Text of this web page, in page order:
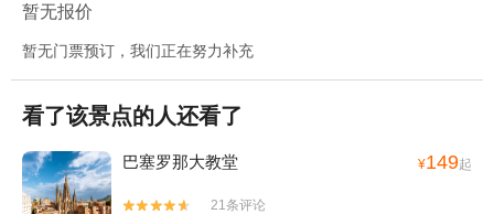
暂无报价
暂无门票预订，我们正在努力补充
看了该景点的人还看了
巴塞罗那大教堂 ¥149起


21条评论